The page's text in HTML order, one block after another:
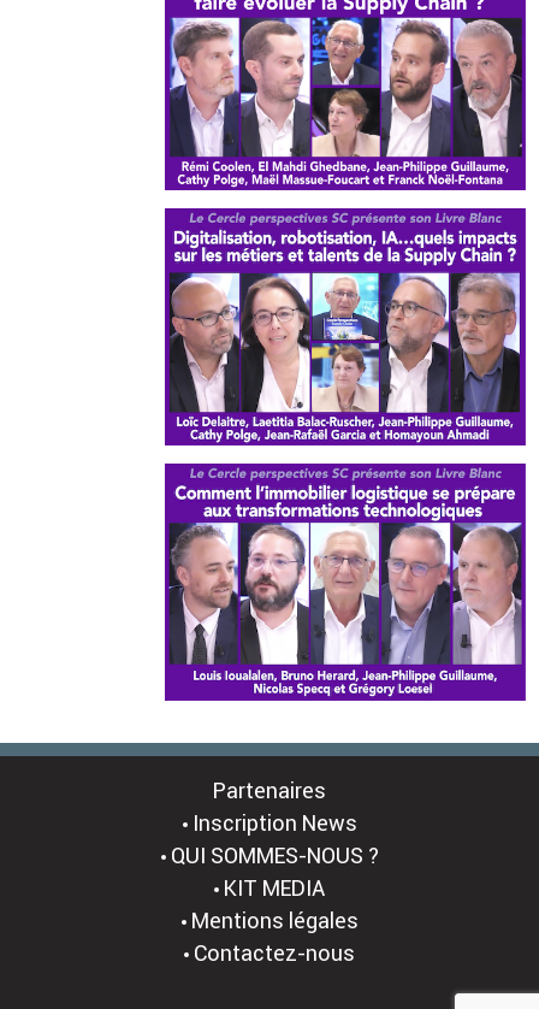
Partenaires
Inscription News
QUI SOMMES-NOUS ?
KIT MEDIA
Mentions légales
Contactez-nous